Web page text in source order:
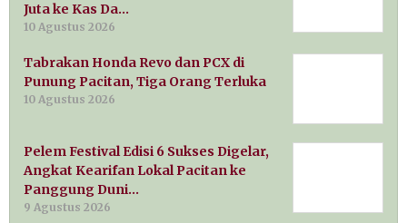
Juta ke Kas Da…
10 Agustus 2026
Tabrakan Honda Revo dan PCX di
Punung Pacitan, Tiga Orang Terluka
10 Agustus 2026
Pelem Festival Edisi 6 Sukses Digelar,
Angkat Kearifan Lokal Pacitan ke
Panggung Duni…
9 Agustus 2026